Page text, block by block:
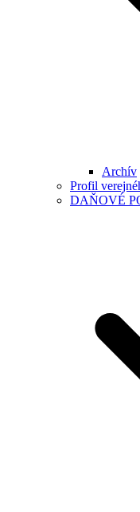
Archív
Profil
DAŇOVÉ